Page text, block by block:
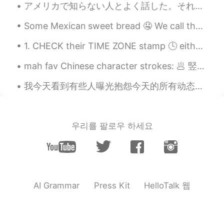
アメリカで知らない人とよく話した。それはアメリカの文化で普通です。「あ~髪を切ったね！可愛いよ」って言うは普通です。日本で普通じゃないかもしれない。僕は毎週家の近く店に行く。店員とそんな感じ話し...
Some Mexican sweet bread 🤤 We call them “ conchas” because the sugar on top looks like a sea she...
1. CHECK their TIME ZONE stamp 🕓 either in your private message window or in search results (see ...
mah fav Chinese character strokes: 🥟 竪彎鉤 (vertical curved hook) *乚 🥟 臥鉤 (lying and hook) *2nd str...
我今天看到有些人曝光抱怨今天的所有动态都是跟70周年相关的，甚至说刷屏了。 你们真的对你们国家特别骄傲，有这么多进步，发明，从贫穷的国家变成丰富的。你们不要管不懂中国人为啥这么骄傲的外国人。不懂...
우리를 팔로우 하세요
AI Grammar Press Kit HelloTalk 웹